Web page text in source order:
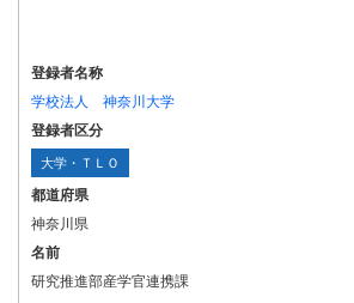
登録者名称
学校法人 神奈川大学
登録者区分
大学・ＴＬＯ
都道府県
神奈川県
名前
研究推進部産学官連携課